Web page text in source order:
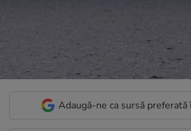
Adaugă-ne ca sursă preferată